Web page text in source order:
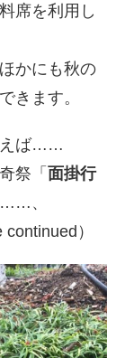
席を利用し
かにも秋の
きます。
えば……
祭「 面掛行
……、
）